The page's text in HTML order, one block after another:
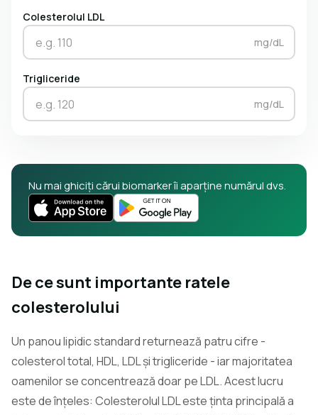
Colesterolul LDL
mg/dL
Trigliceride
mg/dL
Nu mai ghiciți cărui biomarker îi aparține numărul dvs.
De ce sunt importante ratele
colesterolului
Un panou lipidic standard returnează patru cifre -
colesterol total, HDL, LDL și trigliceride - iar majoritatea
oamenilor se concentrează doar pe LDL. Acest lucru
este de înțeles: Colesterolul LDL este ținta principală a